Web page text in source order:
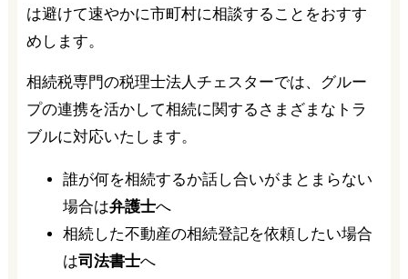
は避けて速やかに市町村に相談することをおすす
めします。
相続税専門の税理士法人チェスターでは、グルー
プの連携を活かして相続に関するさまざまなトラ
ブルに対応いたします。
誰が何を相続するか話し合いがまとまらない
場合は弁護士へ
相続した不動産の相続登記を依頼したい場合
は司法書士へ